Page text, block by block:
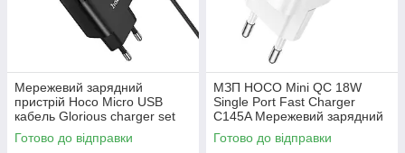
Мережевий зарядний
пристрій Hoco Micro USB
кабель Glorious charger set
C72Q | 1USB,
QC3.0/FCP/AFC, 3A, 18W|
Готово до відправки
МЗП HOCO Mini QC 18W
Single Port Fast Charger
C145A Мережевий зарядний
пристрій блочок адаптер для
телефона
Готово до відправки